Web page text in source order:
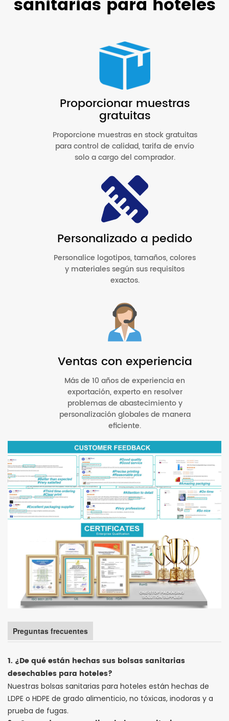
sanitarias para hoteles
Proporcionar muestras
gratuitas
Proporcione muestras en stock gratuitas
para control de calidad, tarifa de envío
solo a cargo del comprador.
Personalizado a pedido
Personalice logotipos, tamaños, colores
y materiales según sus requisitos
exactos.
Ventas con experiencia
Más de 10 años de experiencia en
exportación, experto en resolver
problemas de abastecimiento y
personalización globales de manera
eficiente.
Preguntas frecuentes
1. ¿De qué están hechas sus bolsas sanitarias
desechables para hoteles?
Nuestras bolsas sanitarias para hoteles están hechas de
LDPE o HDPE de grado alimenticio, no tóxicas, inodoras y a
prueba de fugas.